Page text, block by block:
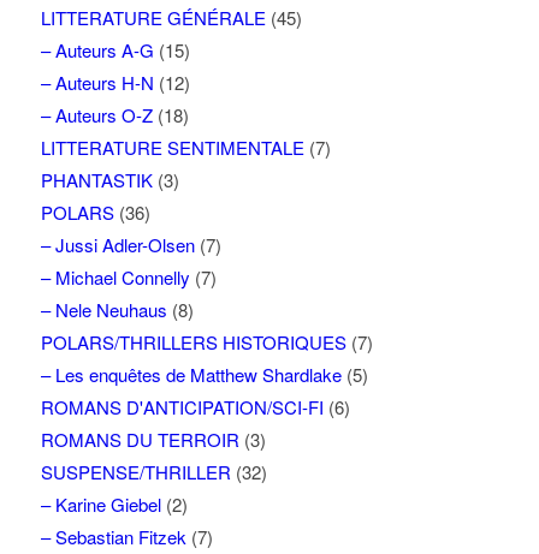
LITTERATURE GÉNÉRALE (45)
– Auteurs A-G (15)
– Auteurs H-N (12)
– Auteurs O-Z(18)
LITTERATURE SENTIMENTALE (7)
PHANTASTIK(3)
POLARS(36)
– Jussi Adler-Olsen(7)
– Michael Connelly (7)
– Nele Neuhaus (8)
POLARS/THRILLERS HISTORIQUES(7)
– Les enquêtes de Matthew Shardlake(5)
ROMANS D'ANTICIPATION/SCI-FI (6)
ROMANS DU TERROIR (3)
SUSPENSE/THRILLER (32)
– Karine Giebel(2)
– Sebastian Fitzek (7)